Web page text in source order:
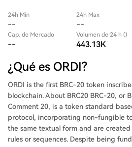
24h Min
--
24h Max
--
Cap. de Mercado
--
Volumen de 24 h ()
443.13K
¿Qué es ORDI?
ORDI is the first BRC-20 token
blockchain. About BRC20 BRC-20, or
Comment 20, is a token standard
protocol, incorporating non-fungible
the same textual form and are
rules or sequences. Despite being